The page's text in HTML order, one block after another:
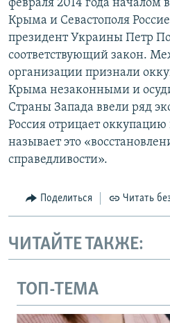
февраля 2014 года
Крыма и Севастополя
президент Украины Петр
соответствующий закон.
организации признали
Крыма незаконными и
Страны Запада ввели ряд
Россия отрицает оккупацию
называет это
справедливости».
Поделиться Читать
ЧИТАЙТЕ ТАКЖЕ:
ТОП-ТЕМА